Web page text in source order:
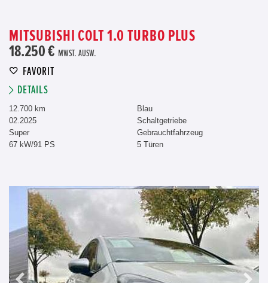
MITSUBISHI COLT 1.0 TURBO PLUS
18.250 € MWST. AUSW.
FAVORIT
DETAILS
12.700 km
02.2025
Super
67 kW/91 PS
Blau
Schaltgetriebe
Gebrauchtfahrzeug
5 Türen